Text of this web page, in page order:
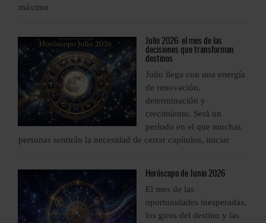
máximo
Julio 2026: el mes de las
decisiones que transforman
destinos
Julio llega con una energía
de renovación,
determinación y
crecimiento. Será un
período en el que muchas
personas sentirán la necesidad de cerrar capítulos, iniciar
Horóscopo de Junio 2026
El mes de las
oportunidades inesperadas,
los giros del destino y las